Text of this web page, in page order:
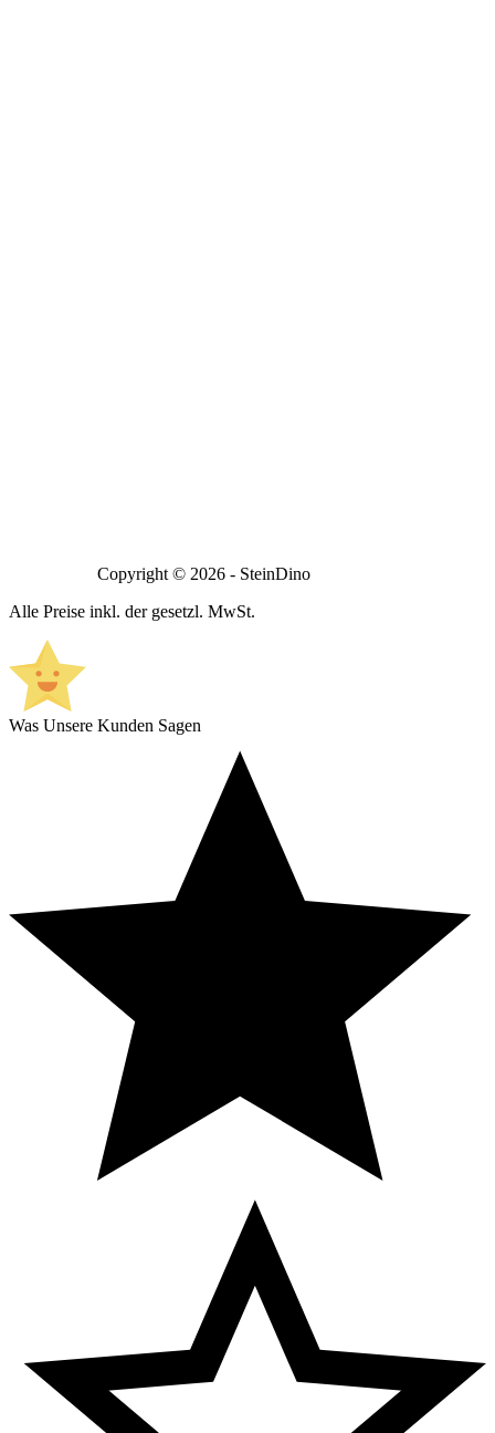
Copyright © 2026 - SteinDino
Alle Preise inkl. der gesetzl. MwSt.
Was Unsere Kunden Sagen